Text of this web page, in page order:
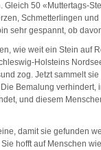
50 «Muttertags-
Schmetterlingen
sehr gespannt, ob
wie weit ein Stein auf
Holsteins
zog. Jetzt sammelt
Bemalung
und diesem
damit sie gefunden
hofft auf Menschen